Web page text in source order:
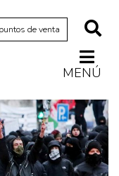
de venta
MENÚ